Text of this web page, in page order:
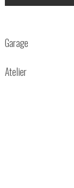
Garage
Atelier